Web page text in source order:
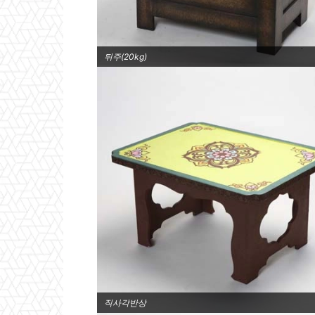
뒤주(20kg)
직사각반상